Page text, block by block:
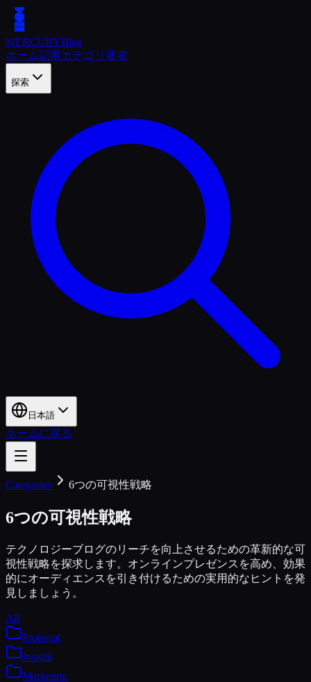
MERCURYBlog
ホーム記事カテゴリ 著者
探索
日本語
ホームに戻る
Categories 6つの可視性戦略
6つの可視性戦略
テクノロジーブログのリーチを向上させるための革新的な可
視性戦略を探求します。オンラインプレゼンスを高め、効果
的にオーディエンスを引き付けるための実用的なヒントを発
見しましょう。
All
Proposal
Insight
Marketing